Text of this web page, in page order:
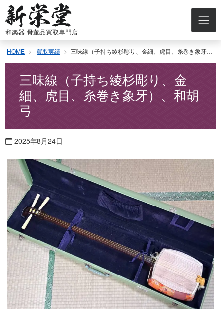
ン和楽器 骨董品買取専門店
HOME 買取実績 三味線（子持ち綾杉彫り、金細、虎目、糸巻き象牙）、和胡弓
三味線（子持ち綾杉彫り、金
細、虎目、糸巻き象牙）、和胡
弓
2025年8月24日